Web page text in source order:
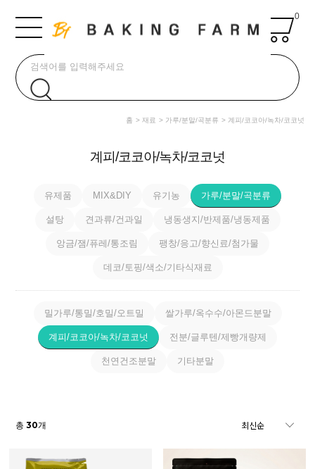
0
홈 재료 가루/분말/곡분류 계피/코코아/녹차/코코넛
계피/코코아/녹차/코코넛
유제품 MIX&DIY 유기농 가루/분말/곡분류
설탕 견과류/건과일 냉동생지/반제품/냉동제품
앙금/잼/퓨레/통조림 팽창/응고/향신료/첨가물
데코/토핑/색소/기타식재료
밀가루/통밀/호밀/오트밀 쌀가루/옥수수/아몬드분말
계피/코코아/녹차/코코넛 전분/글루텐/제빵개량제
천연건조분말 기타분말
총30개